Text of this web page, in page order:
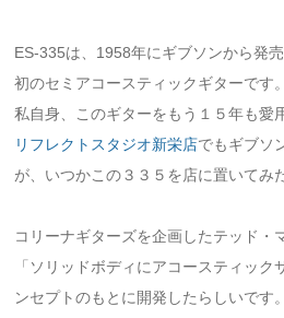
ES-335は、1958年にギブソンから発
初のセミアコースティックギターです。
私自身、このギターをもう１５年も愛
リフレクトスタジオ新栄店でもギブソ
が、いつかこの３３５を店に置いてみ
コリーナギターズを企画したテッド・
「ソリッドボディにアコースティック
ンセプトのもとに開発したらしいです